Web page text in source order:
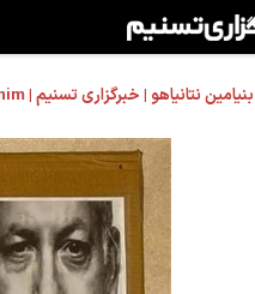
بنیامین نتانیاهو | خبرگزاری تسنیم | Tasnim